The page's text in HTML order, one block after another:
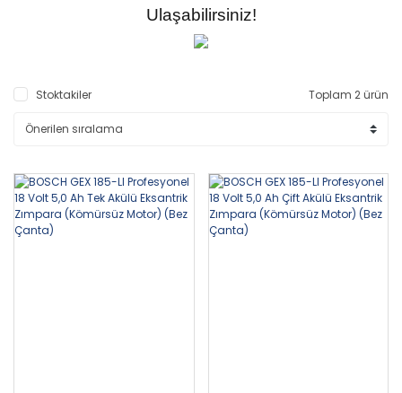
Ulaşabilirsiniz!
Stoktakiler Toplam 2 ürün